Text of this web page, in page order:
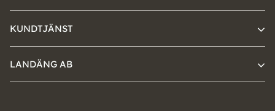
KUNDTJÄNST
LANDÄNG AB